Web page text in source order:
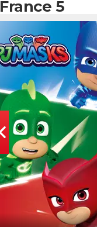
France 5